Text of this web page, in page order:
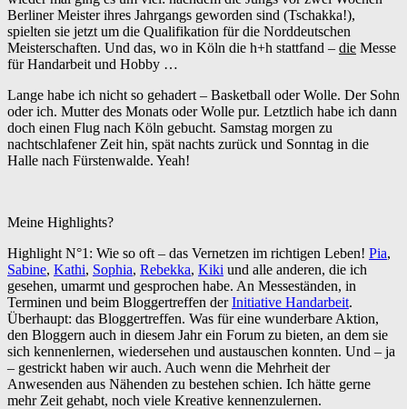
Berliner Meister ihres Jahrgangs geworden sind (Tschakka!),
spielten sie jetzt um die Qualifikation für die Norddeutschen
Meisterschaften. Und das, wo in Köln die h+h stattfand – die Messe
für Handarbeit und Hobby …
Lange habe ich nicht so gehadert – Basketball oder Wolle. Der Sohn
oder ich. Mutter des Monats oder Wolle pur. Letztlich habe ich dann
doch einen Flug nach Köln gebucht. Samstag morgen zu
nachtschlafener Zeit hin, spät nachts zurück und Sonntag in die
Halle nach Fürstenwalde. Yeah!
Meine Highlights?
Highlight N°1: Wie so oft – das Vernetzen im richtigen Leben! Pia,
Sabine, Kathi, Sophia, Rebekka, Kiki und alle anderen, die ich
gesehen, umarmt und gesprochen habe. An Messeständen, in
Terminen und beim Bloggertreffen derInitiative Handarbeit.
Überhaupt: das Bloggertreffen. Was für eine wunderbare Aktion,
den Bloggern auch in diesem Jahr ein Forum zu bieten, an dem sie
sich kennenlernen, wiedersehen und austauschen konnten. Und – ja
– gestrickt haben wir auch. Auch wenn die Mehrheit der
Anwesenden aus Nähenden zu bestehen schien. Ich hätte gerne
mehr Zeit gehabt, noch viele Kreative kennenzulernen.